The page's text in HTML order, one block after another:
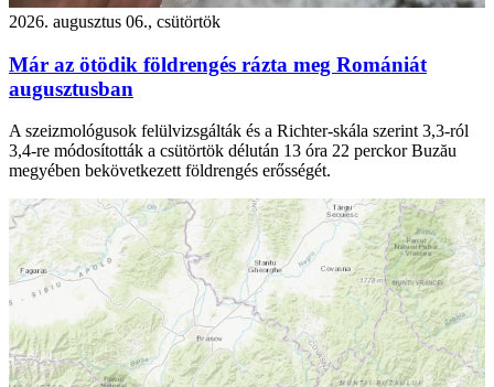
2026. augusztus 06., csütörtök
Már az ötödik földrengés rázta meg Romániát
augusztusban
A szeizmológusok felülvizsgálták és a Richter-skála szerint 3,3-ról
3,4-re módosították a csütörtök délután 13 óra 22 perckor Buzău
megyében bekövetkezett földrengés erősségét.